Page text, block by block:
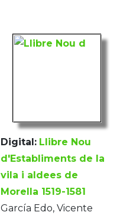
Digital: Llibre Nou
d'Establiments de la
vila i aldees de
Morella 1519-1581
García Edo, Vicente